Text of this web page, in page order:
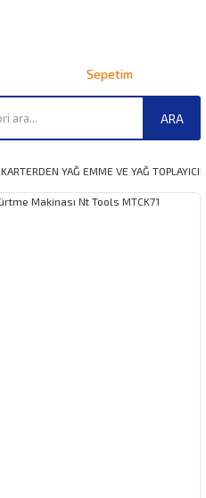
ARA
Sepetim
KARTERDEN YAĞ EMME VE YAĞ